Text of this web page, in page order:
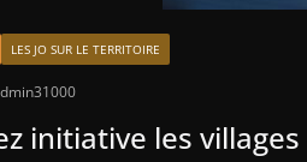
LES JO SUR LE TERRITOIRE
initiative les